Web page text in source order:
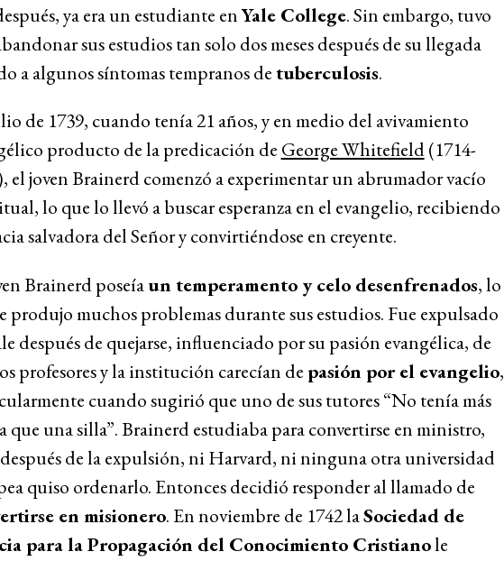
ya era un estudiante enYale College. Sin embargo, tuvo
sus estudios tan solo dos meses después de su llegada
a algunos síntomas tempranos detuberculosis.
de 1739, cuando tenía 21 años, y en medio del avivamiento
producto de la predicación de George Whitefield(1714-
el joven Brainerd comenzó a experimentar un abrumador vacío
lo que lo llevó a buscar esperanza en el evangelio, recibiendo
salvadora del Señor y convirtiéndose en creyente.
Brainerd poseía un temperamento y celo desenfrenados, lo
produjo muchos problemas durante sus estudios. Fue expulsado
después de quejarse, influenciado por su pasión evangélica, de
profesores y la institución carecían de pasión por el evangelio,
cuando sugirió que uno de sus tutores “No tenía más
que una silla”. Brainerd estudiaba para convertirse en ministro,
de la expulsión, ni Harvard, ni ninguna otra universidad
quiso ordenarlo. Entonces decidió responder al llamado de
en misionero. En noviembre de 1742 la Sociedad de
para la Propagación del Conocimiento Cristianole